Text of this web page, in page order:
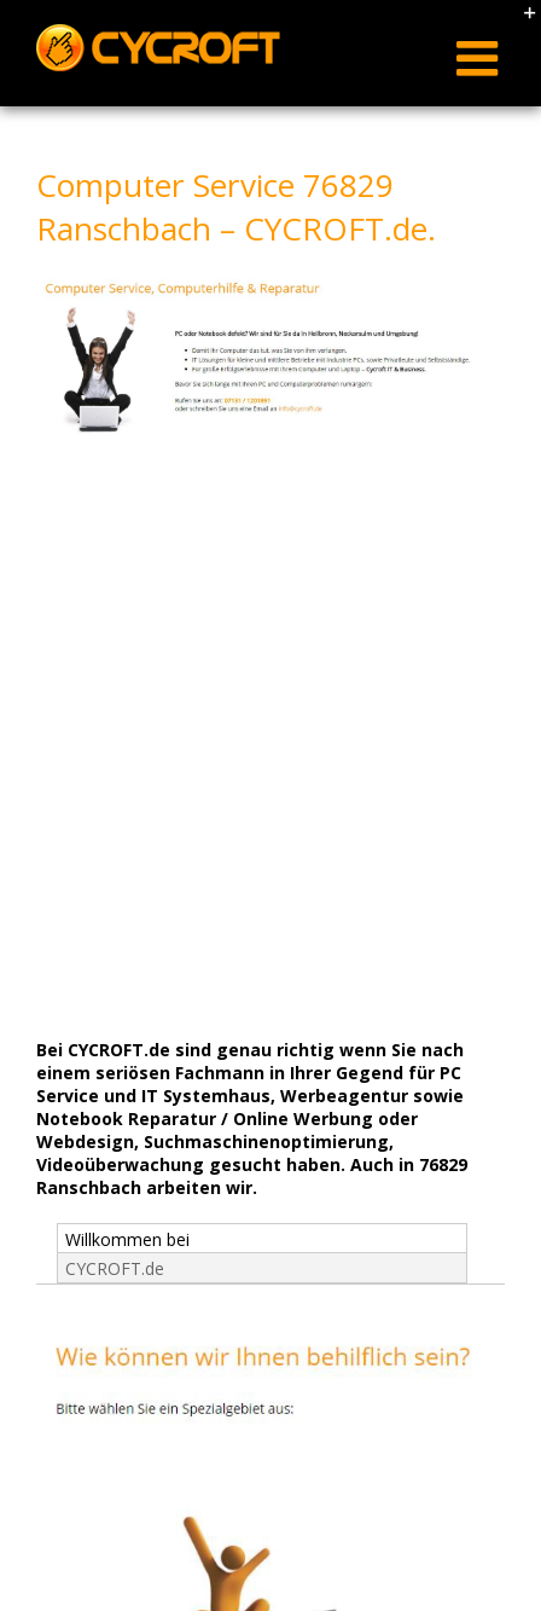
content
Computer Service 76829
Ranschbach – CYCROFT.de.
Bei CYCROFT.de sind genau richtig wenn Sie nach
einem seriösen Fachmann in Ihrer Gegend für PC
Service und IT Systemhaus, Werbeagentur sowie
Notebook Reparatur / Online Werbung oder
Webdesign, Suchmaschinenoptimierung,
Videoüberwachung gesucht haben. Auch in 76829
Ranschbach arbeiten wir.
Willkommen bei
CYCROFT.de